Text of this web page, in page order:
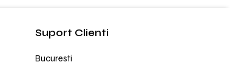
Suport Clienti
Bucuresti